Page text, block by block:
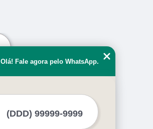
›
Olá! Fale agora pelo WhatsApp.